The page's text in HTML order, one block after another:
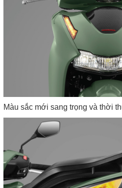
Màu sắc mới sang trọng và thời